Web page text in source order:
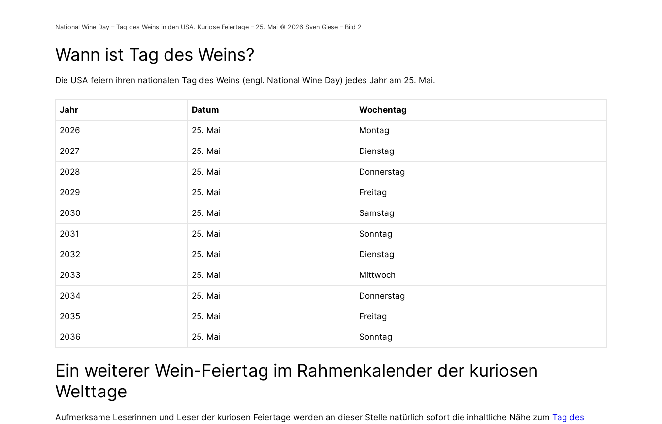
National Wine Day – Tag des Weins in den USA. Kuriose Feiertage – 25. Mai © 2026 Sven Giese – Bild 2
Wann ist Tag des Weins?
Die USA feiern ihren nationalen Tag des Weins (engl. National Wine Day) jedes Jahr am 25. Mai.
Jahr Datum Wochentag
2026 25. Mai Montag
2027 25. Mai Dienstag
2028 25. Mai Donnerstag
2029 25. Mai Freitag
2030 25. Mai Samstag
2031 25. Mai Sonntag
2032 25. Mai Dienstag
2033 25. Mai Mittwoch
2034 25. Mai Donnerstag
2035 25. Mai Freitag
2036 25. Mai Sonntag
Ein weiterer Wein-Feiertag im Rahmenkalender der kuriosen
Welttage
Aufmerksame Leserinnen und Leser der kuriosen Feiertage werden an dieser Stelle natürlich sofort die inhaltliche Nähe zum Tag des